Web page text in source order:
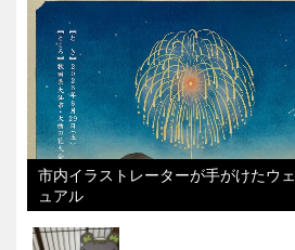
市内イラストレーターが手がけたウ
ュアル